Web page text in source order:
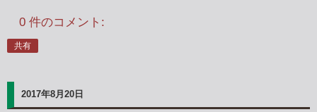
0 件のコメント:
共有
2017年8月20日